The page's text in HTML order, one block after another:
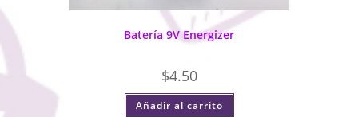
Batería 9V Energizer
$4.50
Añadir al carrito